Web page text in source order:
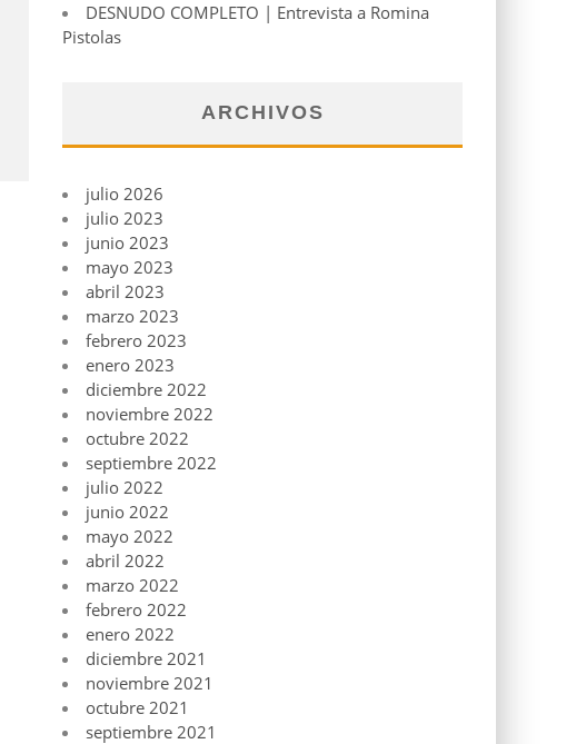
DESNUDO COMPLETO | Entrevista a Romina
Pistolas
ARCHIVOS
julio 2026
julio 2023
junio 2023
mayo 2023
abril 2023
marzo 2023
febrero 2023
enero 2023
diciembre 2022
noviembre 2022
octubre 2022
septiembre 2022
julio 2022
junio 2022
mayo 2022
abril 2022
marzo 2022
febrero 2022
enero 2022
diciembre 2021
noviembre 2021
octubre 2021
septiembre 2021